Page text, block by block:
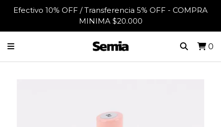
Efectivo 10% OFF / Transferencia 5% OFF - COMPRA
MINIMA $20.000
0